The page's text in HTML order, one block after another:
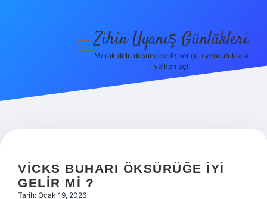
Politikası
menüyü
Zihin Uyanış Günlükleri
Merak dolu düşüncelerle her gün yeni ufuklara
yelken aç!
VICKS BUHARI ÖKSÜRÜĞE IYI
GELIR MI ?
Tarih: Ocak 19, 2026